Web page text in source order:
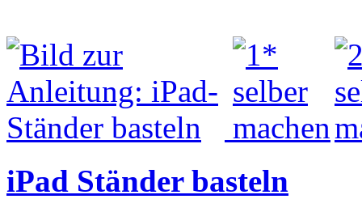
iPad Ständer basteln